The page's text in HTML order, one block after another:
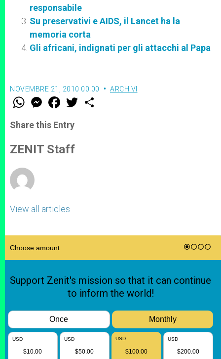
responsabile
Su preservativi e AIDS, il Lancet ha la
memoria corta
Gli africani, indignati per gli attacchi al Papa
NOVEMBRE 21, 2010 00:00 ARCHIVI
W
t
s
p
p
M
e
s
e
g
e
F
a
e
b
o
k
w
Share this Entry
ZENIT Staff
View all articles